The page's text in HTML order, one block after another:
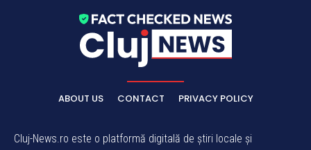
ABOUT US CONTACT PRIVACY POLICY
Cluj-News.ro este o platformă digitală de știri locale și